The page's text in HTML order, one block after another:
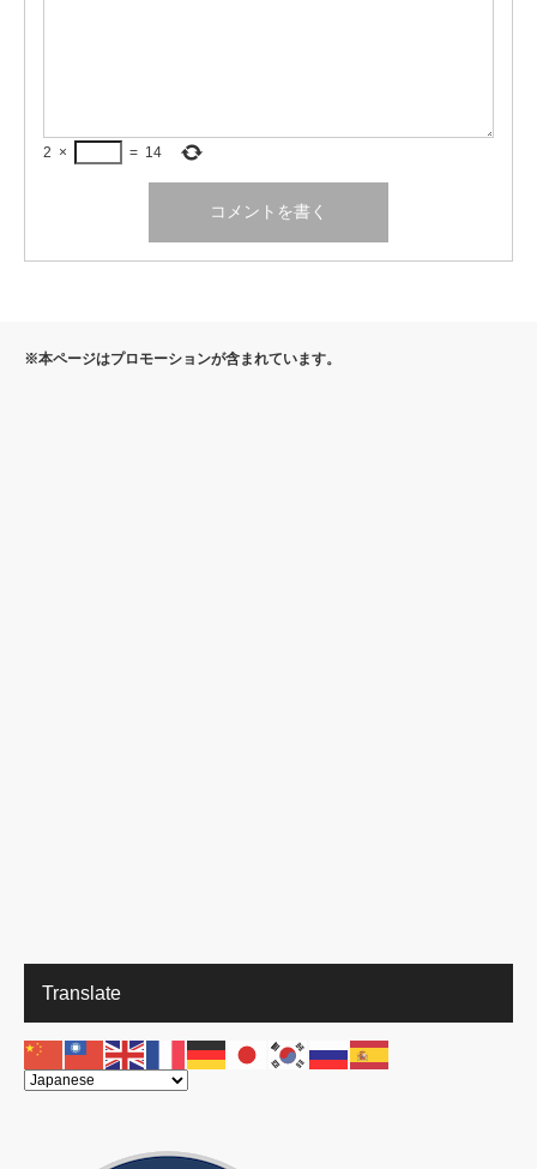
2 × = 14
※本ページはプロモーションが含まれています。
Translate